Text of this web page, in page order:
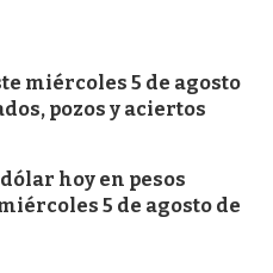
miércoles 5 de agosto
pozos y aciertos
hoy en pesos
5 de agosto de